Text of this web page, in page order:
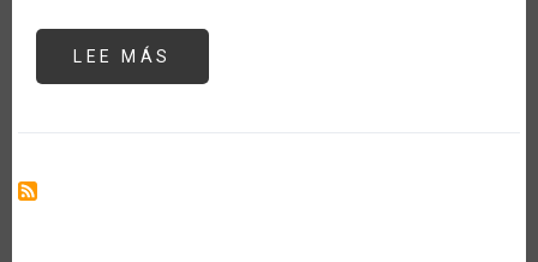
LEE MÁS
ALIMENTARIA